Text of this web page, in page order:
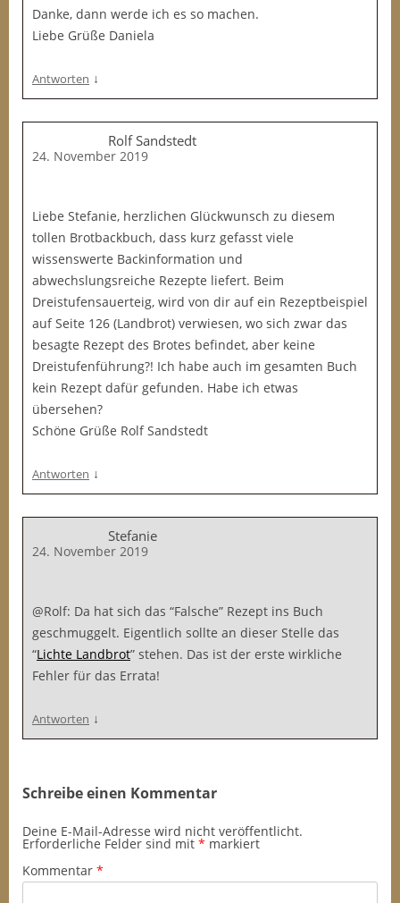
Danke, dann werde ich es so machen.
Liebe Grüße Daniela
Antworten ↓
Rolf Sandstedt
24. November 2019
Liebe Stefanie, herzlichen Glückwunsch zu diesem
tollen Brotbackbuch, dass kurz gefasst viele
wissenswerte Backinformation und
abwechslungsreiche Rezepte liefert. Beim
Dreistufensauerteig, wird von dir auf ein Rezeptbeispiel
auf Seite 126 (Landbrot) verwiesen, wo sich zwar das
besagte Rezept des Brotes befindet, aber keine
Dreistufenführung?! Ich habe auch im gesamten Buch
kein Rezept dafür gefunden. Habe ich etwas
übersehen?
Schöne Grüße Rolf Sandstedt
Antworten ↓
Stefanie
24. November 2019
@Rolf: Da hat sich das “Falsche” Rezept ins Buch
geschmuggelt. Eigentlich sollte an dieser Stelle das
“Lichte Landbrot” stehen. Das ist der erste wirkliche
Fehler für das Errata!
Antworten ↓
Schreibe einen Kommentar
Deine E-Mail-Adresse wird nicht veröffentlicht.
Erforderliche Felder sind mit * markiert
Kommentar *